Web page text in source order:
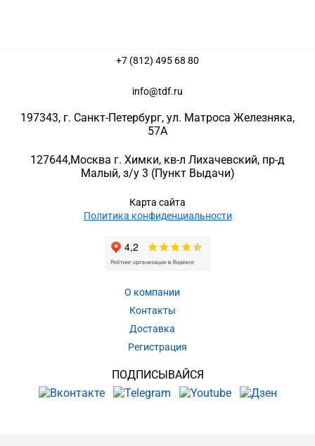
+7 (812) 495 68 80
info@tdf.ru
197343, г. Санкт-Петербург, ул. Матроса Железняка,
57A
127644,Москва г. Химки, кв-л Лихачевский, пр-д
Малый, з/у 3 (Пункт Выдачи)
Карта сайта
Политика конфиденциальности
О компании
Контакты
Доставка
Регистрация
ПОДПИСЫВАЙСЯ